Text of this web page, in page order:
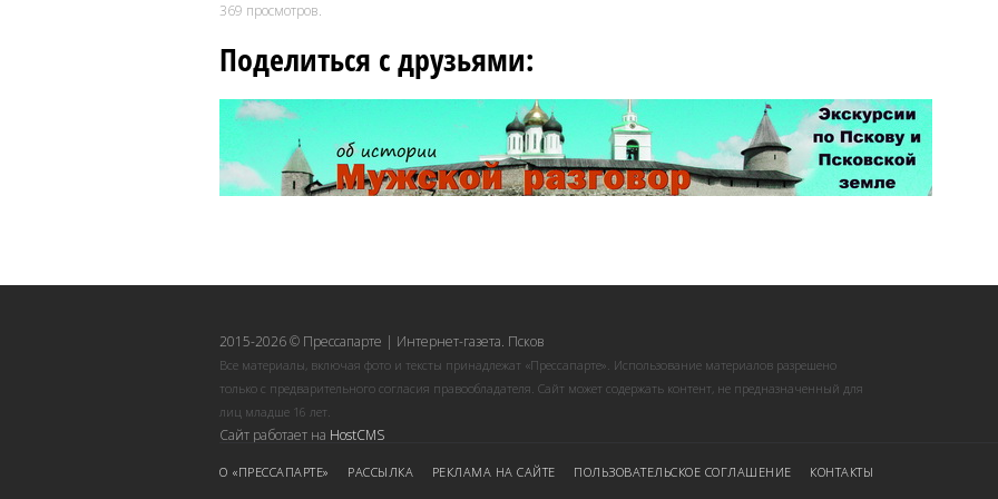
369 просмотров.
Поделиться с друзьями:
2015-2026 © Прессапарте | Интернет-газета. Псков
Все материалы, включая фото и тексты принадлежат «Прессапарте». Использование материалов разрешено
только с предварительного согласия правообладателя. Сайт может содержать контент, не предназначенный для
лиц младше 16 лет.
Сайт работает на HostCMS
О «ПРЕССАПАРТЕ» РАССЫЛКА РЕКЛАМА НА САЙТЕ ПОЛЬЗОВАТЕЛЬСКОЕ СОГЛАШЕНИЕ КОНТАКТЫ